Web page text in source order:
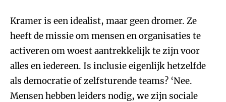
Kramer is een idealist, maar geen dromer. Ze
heeft de missie om mensen en organisaties te
activeren om woest aantrekkelijk te zijn voor
alles en iedereen. Is inclusie eigenlijk hetzelfde
als democratie of zelfsturende teams? ‘Nee.
Mensen hebben leiders nodig, we zijn sociale